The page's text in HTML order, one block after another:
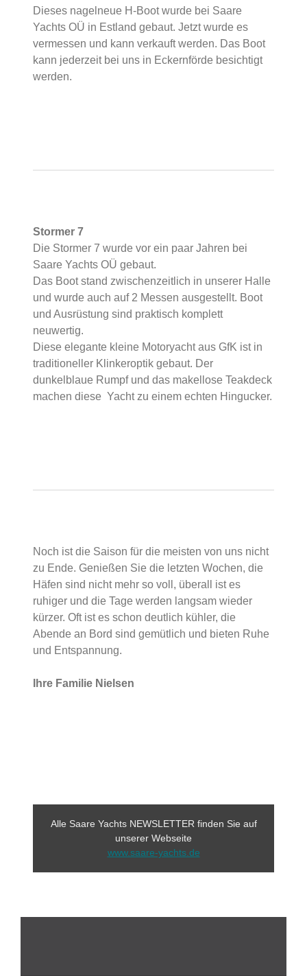
Dieses nagelneue H-Boot wurde bei Saare
Yachts OÜ in Estland gebaut. Jetzt wurde es
vermessen und kann verkauft werden. Das Boot
kann jederzeit bei uns in Eckernförde besichtigt
werden.
Stormer 7
Die Stormer 7 wurde vor ein paar Jahren bei
Saare Yachts OÜ gebaut.
Das Boot stand zwischenzeitlich in unserer Halle
und wurde auch auf 2 Messen ausgestellt. Boot
und Ausrüstung sind praktisch komplett
neuwertig.
Diese elegante kleine Motoryacht aus GfK ist in
traditioneller Klinkeroptik gebaut. Der
dunkelblaue Rumpf und das makellose Teakdeck
machen diese Yacht zu einem echten Hingucker.
Noch ist die Saison für die meisten von uns nicht
zu Ende. Genießen Sie die letzten Wochen, die
Häfen sind nicht mehr so voll, überall ist es
ruhiger und die Tage werden langsam wieder
kürzer. Oft ist es schon deutlich kühler, die
Abende an Bord sind gemütlich und bieten Ruhe
und Entspannung.
Ihre Familie Nielsen
Alle Saare Yachts NEWSLETTER finden Sie auf
unserer Webseite
www.saare-yachts.de